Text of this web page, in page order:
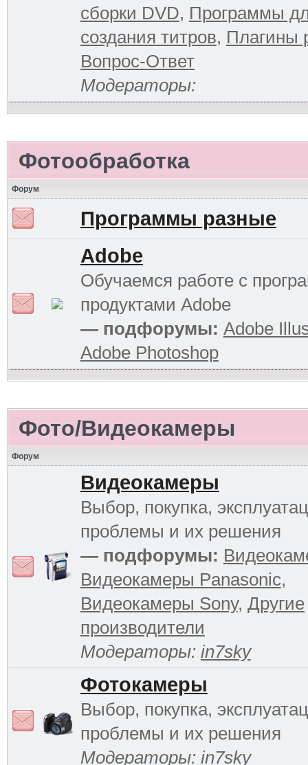
сборки DVD, Программы
создания титров, Плагины
Вопрос-Ответ
Модераторы:
Фотообработка
Форум
Программы разные
Adobe
Обучаемся работе с
продуктами Adobe
— подфорумы: Adobe
Adobe Photoshop
Фото/Видеокамеры
Форум
Видеокамеры
Выбор, покупка,
проблемы и их решения
— подфорумы:
Видеокамеры Panasonic,
Видеокамеры Sony, Другие
производители
Модераторы: in7sky
Фотокамеры
Выбор, покупка,
проблемы и их решения
Модераторы: in7sky